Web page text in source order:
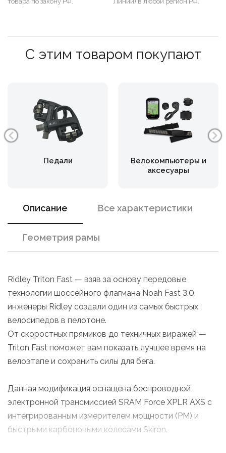
С этим товаром покупают
Педали
Велокомпьютеры и
аксесуары
Описание Все характеристики
Геометрия рамы
Ridley Triton Fast — взяв за основу передовые
технологии шоссейного флагмана Noah Fast 3.0,
инженеры Ridley создали один из самых быстрых
велосипедов в пелотоне.
От скоростных прямиков до техничных виражей —
Triton Fast поможет вам показать лучшее время на
велоэтапе и сохранить силы для бега.
Данная модификация оснащена беспроводной
электронной трансмиссией SRAM Force XPLR AXS с
интегрированным измерителем мощности (PM) и
быстрыми карбоновыми колесами Skiron.